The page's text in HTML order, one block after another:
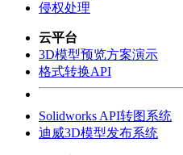
侵权处理
云平台
3D模型预览方案演示
格式转换API
Solidworks API转图系统
迪威3D模型发布系统